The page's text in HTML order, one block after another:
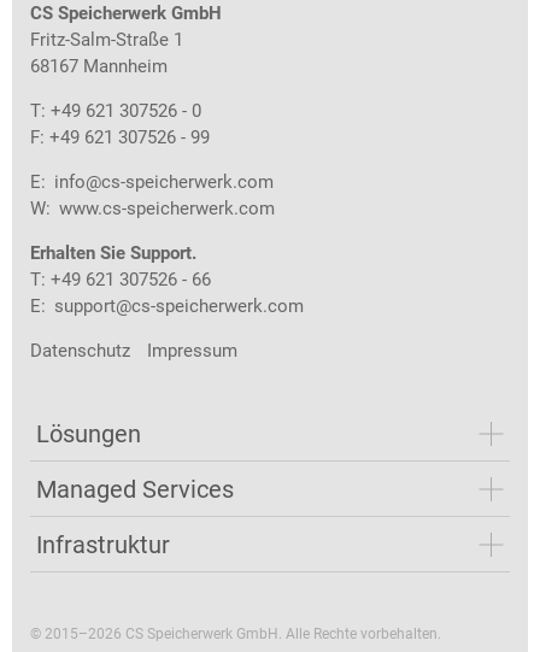
CS Speicherwerk GmbH
Fritz-Salm-Straße 1
68167 Mannheim
T: +49 621 307526 - 0
F: +49 621 307526 - 99
E: info@cs-speicherwerk.com
W: www.cs-speicherwerk.com
Erhalten Sie Support.
T: +49 621 307526 - 66
E: support@cs-speicherwerk.com
Datenschutz Impressum
Lösungen
Managed Services
Infrastruktur
© 2015–2026 CS Speicherwerk GmbH. Alle Rechte vorbehalten.